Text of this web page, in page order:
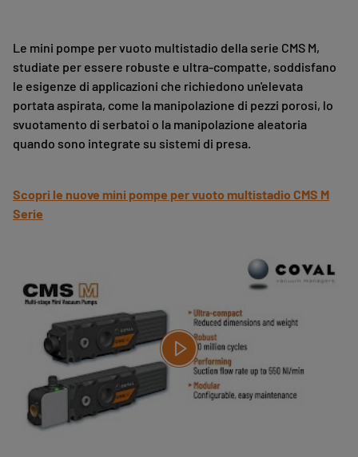
Le mini pompe per vuoto multistadio della serie CMS M,
studiate per essere robuste e ultra-compatte, soddisfano
le esigenze di applicazioni che richiedono un'elevata
portata aspirata, come la manipolazione di pezzi porosi, lo
svuotamento di serbatoi o la manipolazione aleatoria
quando sono integrate su sistemi di presa.
Scopri le nuove mini pompe per vuoto multistadio CMS M
Serie